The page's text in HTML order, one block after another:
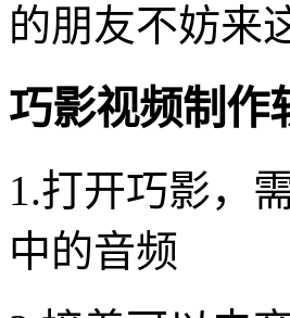
的朋友不妨来
巧影视频制作
1.打开巧影，
中的音频